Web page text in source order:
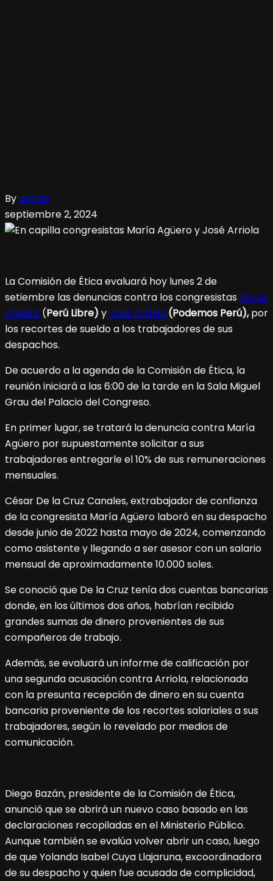
Byadmin
septiembre 2, 2024
La Comisión de Ética evaluará hoy lunes 2 de
setiembre las denuncias contra los congresistas María
Agüero (Perú Libre) yJosé Arriola (Podemos Perú),por
los recortes de sueldo a los trabajadores de sus
despachos.
De acuerdo a la agenda de la Comisión de Ética, la
reunión iniciará a las 6:00 de la tarde en la Sala Miguel
Grau del Palacio del Congreso.
En primer lugar, se tratará la denuncia contra María
Agüero por supuestamente solicitar a sus
trabajadores entregarle el 10% de sus remuneraciones
mensuales.
César De la Cruz Canales, extrabajador de confianza
de la congresista María Agüero laboró en su despacho
desde junio de 2022 hasta mayo de 2024, comenzando
como asistente y llegando a ser asesor con un salario
mensual de aproximadamente 10.000 soles.
Se conoció que De la Cruz tenía dos cuentas bancarias
donde, en los últimos dos años, habrían recibido
grandes sumas de dinero provenientes de sus
compañeros de trabajo.
Además, se evaluará un informe de calificación por
una segunda acusación contra Arriola, relacionada
con la presunta recepción de dinero en su cuenta
bancaria proveniente de los recortes salariales a sus
trabajadores, según lo revelado por medios de
comunicación.
Diego Bazán, presidente de la Comisión de Ética,
anunció que se abrirá un nuevo caso basado en las
declaraciones recopiladas en el Ministerio Público.
Aunque también se evalúa volver abrir un caso, luego
de que Yolanda Isabel Cuya Llajaruna, excoordinadora
de su despacho y quien fue acusada de complicidad,